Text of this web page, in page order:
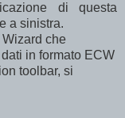
di questa
a sinistra.
che
in formato ECW
toolbar, si